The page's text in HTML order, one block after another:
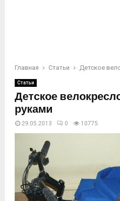
Главная Статьи Детское
Статьи
Детское
руками
29.05.2013 0 10775